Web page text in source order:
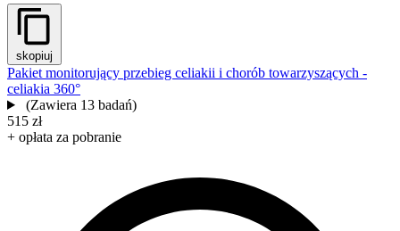
skopiuj
Pakiet monitorujący przebieg celiakii i chorób towarzyszących -
celiakia 360°
(Zawiera 13 badań)
515 zł
+ opłata za pobranie